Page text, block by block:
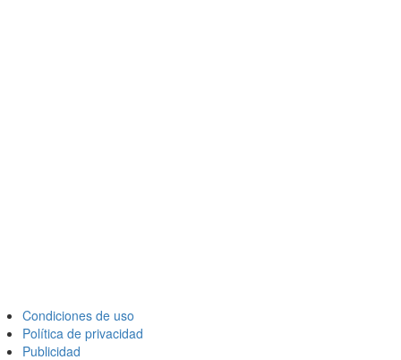
Condiciones de uso
Política de privacidad
Publicidad